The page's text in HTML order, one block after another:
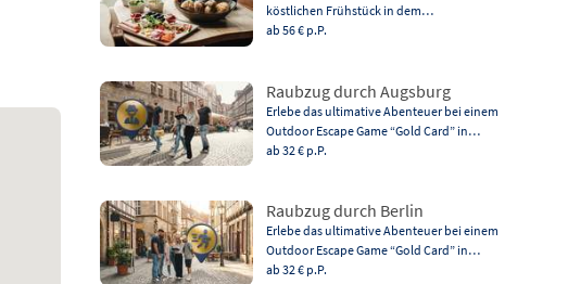
köstlichen Frühstück in dem…
ab 56 € p.P.
Raubzug durch Augsburg
Erlebe das ultimative Abenteuer bei einem
Outdoor Escape Game “Gold Card” in…
ab 32 € p.P.
Raubzug durch Berlin
Erlebe das ultimative Abenteuer bei einem
Outdoor Escape Game “Gold Card” in…
ab 32 € p.P.